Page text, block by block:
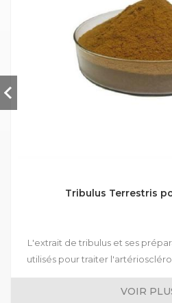
Tribulus Terrestris
L'extrait de tribulus et ses
utilisés pour traiter
coronariennes, l'angine
cérébrovasculaire ischémique,
VOIR